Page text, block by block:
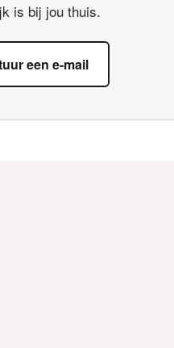
is bij jou thuis.
een e-mail